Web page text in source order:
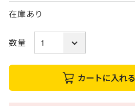
在庫あり
数量
カートに入れる